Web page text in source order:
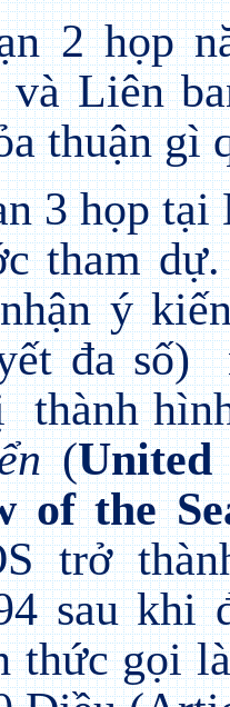
2 họp
Liên
thuận gì
3 họp tại
tham
ý
đa số)
thành
(United
of the
trở
sau khi
thức gọi